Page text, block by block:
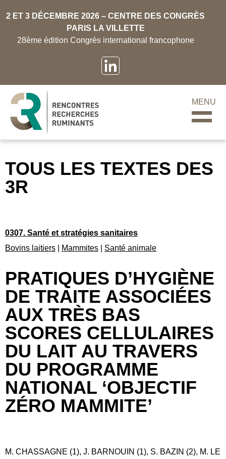
2 ET 3 DÉCEMBRE 2026 – CENTRE DES CONGRÈS
PARIS LA VILLETTE
28ème édition Congrès international francophone
MENU
TOUS LES TEXTES DES
3R
0307. Santé et stratégies sanitaires
Bovins laitiers
Mammites Santé animale
PRATIQUES D’HYGIÈNE
DE TRAITE ASSOCIÉES
AUX TRÈS BAS
SCORES CELLULAIRES
DU LAIT AU TRAVERS
DU PROGRAMME
NATIONAL ‘OBJECTIF
ZÉRO MAMMITE’
M. CHASSAGNE (1), J. BARNOUIN (1), S. BAZIN (2), M. LE